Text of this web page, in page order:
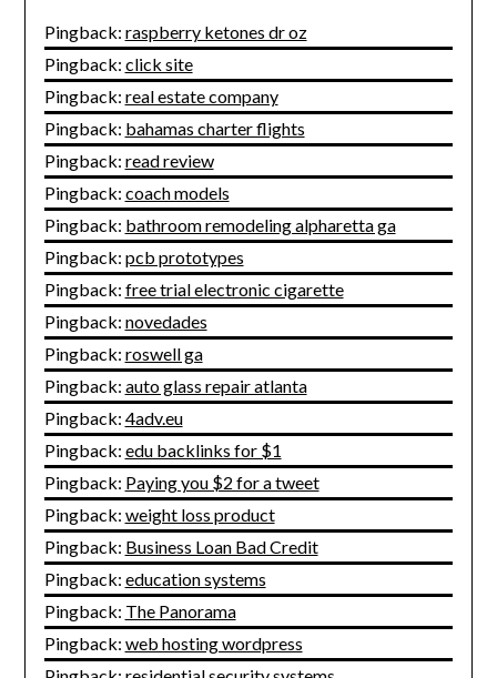
Pingback: raspberry ketones dr oz
Pingback: click site
Pingback: real estate company
Pingback: bahamas charter flights
Pingback: read review
Pingback: coach models
Pingback: bathroom remodeling alpharetta ga
Pingback: pcb prototypes
Pingback: free trial electronic cigarette
Pingback: novedades
Pingback: roswell ga
Pingback: auto glass repair atlanta
Pingback: 4adv.eu
Pingback: edu backlinks for $1
Pingback: Paying you $2 for a tweet
Pingback: weight loss product
Pingback: Business Loan Bad Credit
Pingback: education systems
Pingback: The Panorama
Pingback: web hosting wordpress